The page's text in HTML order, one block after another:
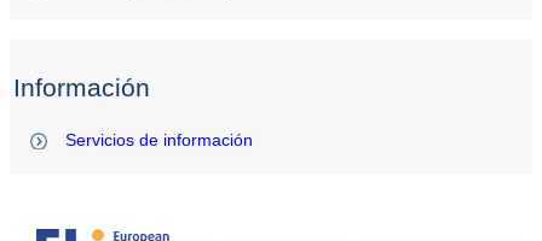
Información
Servicios de información